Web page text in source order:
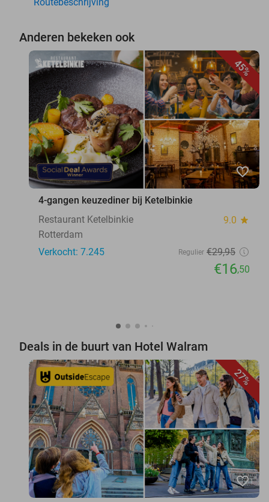
Anderen bekeken ook
45%
favorite_border
4-gangen keuzediner bij Ketelbinkie
Restaurant Ketelbinkie
9.0 star
Rotterdam
Verkocht: 7.245
Regulier €29,95
€16,50
Deals in de buurt van Hotel Walram
27%
favorite_border